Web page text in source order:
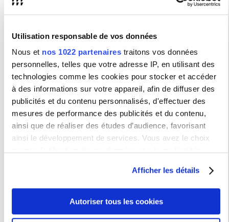
Utilisation responsable de vos données
Nous et nos 1022 partenaires traitons vos données
personnelles, telles que votre adresse IP, en utilisant des
technologies comme les cookies pour stocker et accéder
à des informations sur votre appareil, afin de diffuser des
publicités et du contenu personnalisés, d'effectuer des
mesures de performance des publicités et du contenu,
ainsi que de réaliser des études d’audience, favorisant
ainsi le développement de services. Vous avez le choix
moment en consultant la Déclaration relative aux cookies
ou en cliquant sur l'icône de confidentialité.
Si vous le permettez, nous aimerions également :
Afficher les détails
Autoriser tous les cookies
Poitiers), un post-doctorant et trois doctorants.
Présentation
Brouillons d'écrits sociaux : approche génétique, discursive et
textométrique de l'écriture professionnelle.
Drafts of Social Workers' Writings: a Genetic, Discursive and
Textometric Study of Professional Writing
ANR